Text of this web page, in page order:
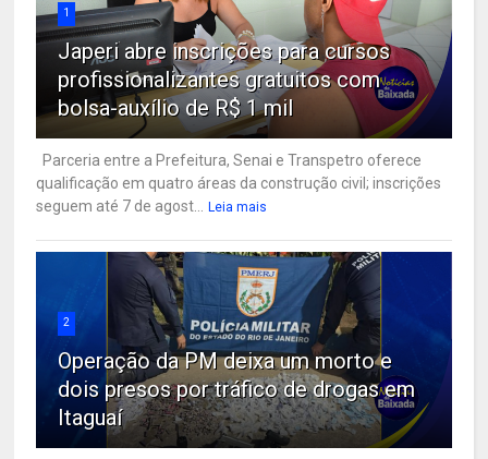
1
Japeri abre inscrições para cursos
profissionalizantes gratuitos com
bolsa-auxílio de R$ 1 mil
Parceria entre a Prefeitura, Senai e Transpetro oferece
qualificação em quatro áreas da construção civil; inscrições
seguem até 7 de agost...
Leia mais
2
Operação da PM deixa um morto e
dois presos por tráfico de drogas em
Itaguaí